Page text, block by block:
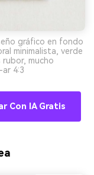
gráfico en fondo
minimalista, verde
mucho
4:3
Con IA Gratis